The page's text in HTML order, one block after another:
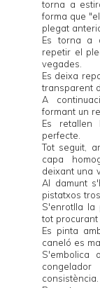
torna a
forma que
plegat
Es torna a
repetir el
vegades.
Es deixa
transparent
A
formant un
Es retallen
perfecte.
Tot seguit,
capa
deixant una
Al damunt
pistatxos
S'enrotlla la
tot
Es pinta
caneló es
S'embolica
consistència.